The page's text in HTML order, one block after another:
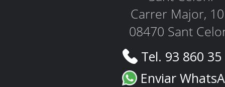
Carrer Major,
08470 Sant
Tel. 93 860
Enviar